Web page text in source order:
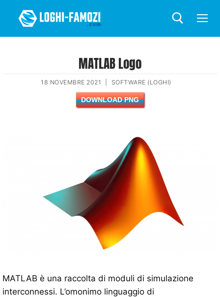
MATLAB Logo
18 NOVEMBRE 2021 SOFTWARE (LOGHI)
DOWNLOAD PNG
MATLAB è una raccolta di moduli di simulazione
interconnessi. L’omonimo linguaggio di